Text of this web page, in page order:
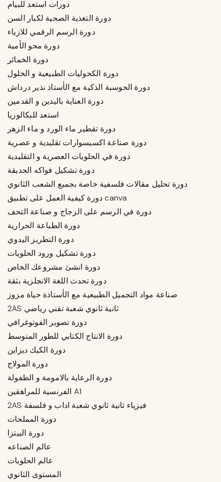
دورات استعد للبيام
دورة التغذية الصحية لكبار السن
دورة الرسم الرقمي للازياء
دورة محو الأمية
دورة الخمائر
دورة الكحوليات الطبيعية و الخلول
دورة الحوسبة الذكية مع الأستاذ نذير درداش
دورة العناية باليدين و القدمين
استعد للبكالوريا
دورة تقطير ماء الورد و ماء الزهر
دورة صناعة اكسيسوارات تقليدية و عصرية
دورة في الحلويات العصرية و التقليدية
دورة تشكيل فواكه الحديقة
دورة تحليل مقالات فلسفية خاصة بجميع الشعب الثانوي
دورة كيفية العمل على تطبيق canva
دورة في الرسم على الزجاج و صناعة التحف
دورة الطباعة الحرارية
دورة التطريز اليدوي
دورة تشكيل ورود الحلويات
دورة انشئ مشروعك الخاص
دورة تحدث اللغة الانجلزية بثقة
صناعة مواد التجميل الطبيعية مع الأستاذة حياة مزوز
2AS ثانية ثانوي شعبة تقني رياضي
دورة تصوير الفوتوغرافي
دورة الانتاج الكتابي للطور المتوسط
دورة الكيك ديزاين
دورة المولاج
دورة الرعاية بالامومة و الطفولة
الفرنسية للمراهقين A1
2AS فيزياء ثانية ثانوي شعبة اداب و فلسفة
دورة المملحات
دورة البيتزا
عالم الصناعه
عالم الحلويات
المستوى الثانوي